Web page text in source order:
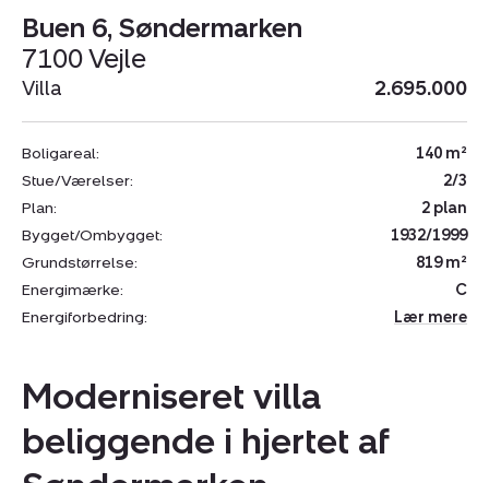
Buen 6, Søndermarken
7100 Vejle
Villa 2.695.000
Boligareal:
140 m²
Stue/Værelser:
2/3
Plan:
2 plan
Bygget/Ombygget:
1932/1999
Grundstørrelse:
819 m²
Energimærke:
C
Energiforbedring:
Lær mere
Moderniseret villa
beliggende i hjertet af